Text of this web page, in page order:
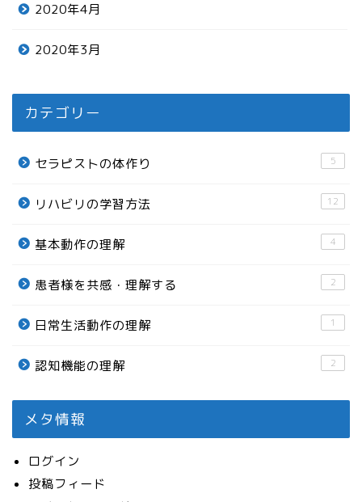
2020年4月
2020年3月
カテゴリー
セラピストの体作り 5
リハビリの学習方法 12
基本動作の理解 4
患者様を共感・理解する 2
日常生活動作の理解 1
認知機能の理解 2
メタ情報
ログイン
投稿フィード